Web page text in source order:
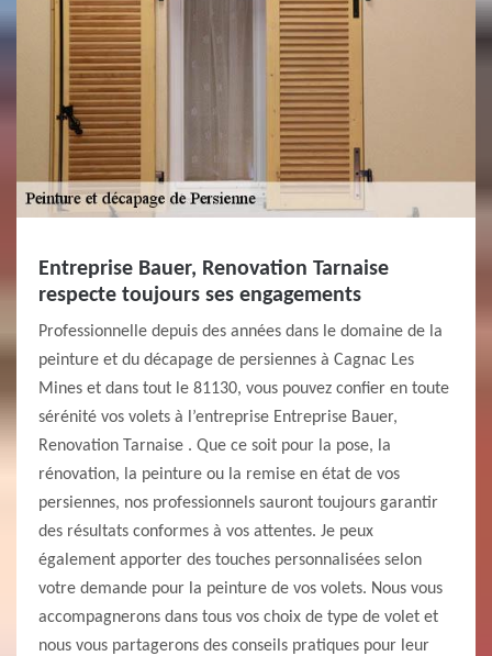
Entreprise Bauer, Renovation Tarnaise
respecte toujours ses engagements
Professionnelle depuis des années dans le domaine de la
peinture et du décapage de persiennes à Cagnac Les
Mines et dans tout le 81130, vous pouvez confier en toute
sérénité vos volets à l’entreprise Entreprise Bauer,
Renovation Tarnaise . Que ce soit pour la pose, la
rénovation, la peinture ou la remise en état de vos
persiennes, nos professionnels sauront toujours garantir
des résultats conformes à vos attentes. Je peux
également apporter des touches personnalisées selon
votre demande pour la peinture de vos volets. Nous vous
accompagnerons dans tous vos choix de type de volet et
nous vous partagerons des conseils pratiques pour leur